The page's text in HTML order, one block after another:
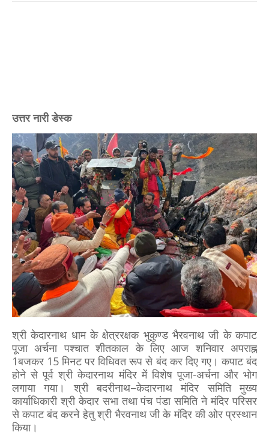
उत्तर नारी डेस्क
श्री केदारनाथ धाम के क्षेत्ररक्षक भुकुण्ड भैरवनाथ जी के कपाट
पूजा अर्चना पश्चात शीतकाल के लिए आज शनिवार अपराह्न
1बजकर 15 मिनट पर विधिवत रूप से बंद कर दिए गए। कपाट बंद
होने से पूर्व श्री केदारनाथ मंदिर में विशेष पूजा-अर्चना और भोग
लगाया गया। श्री बदरीनाथ–केदारनाथ मंदिर समिति मुख्य
कार्याधिकारी श्री केदार सभा तथा पंच पंडा समिति ने मंदिर परिसर
से कपाट बंद करने हेतु श्री भैरवनाथ जी के मंदिर की ओर प्रस्थान
किया।